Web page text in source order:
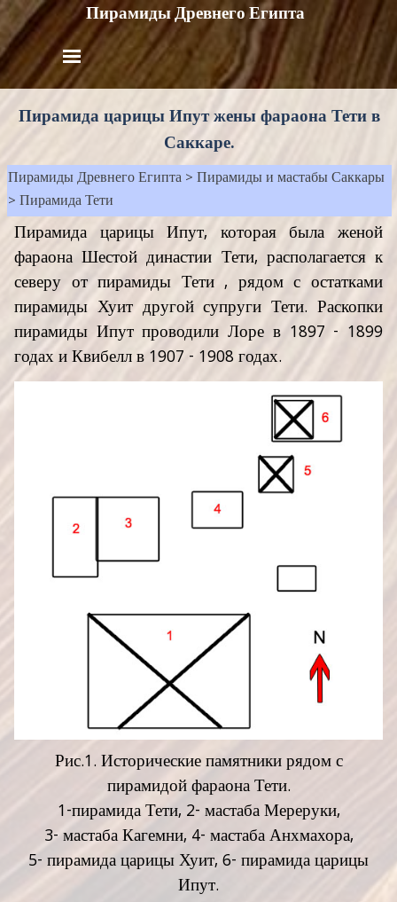
Пирамиды Древнего Египта
Пирамида царицы Ипут жены фараона Тети в
Саккаре.
Пирамиды Древнего Египта>Пирамиды и мастабы Саккары
>Пирамида Тети
Пирамида царицы Ипут, которая была женой
фараона Шестой династии Тети, располагается к
северу от пирамиды Тети , рядом с остатками
пирамиды Хуит другой супруги Тети. Раскопки
пирамиды Ипут проводили Лоре в 1897 - 1899
годах и Квибелл в 1907 - 1908 годах.
Рис.1. Исторические памятники рядом с
пирамидой фараона Тети.
1-пирамида Тети, 2- мастаба Мереруки,
3- мастаба Кагемни, 4- мастаба Анхмахора,
5- пирамида царицы Хуит, 6- пирамида царицы
Ипут.